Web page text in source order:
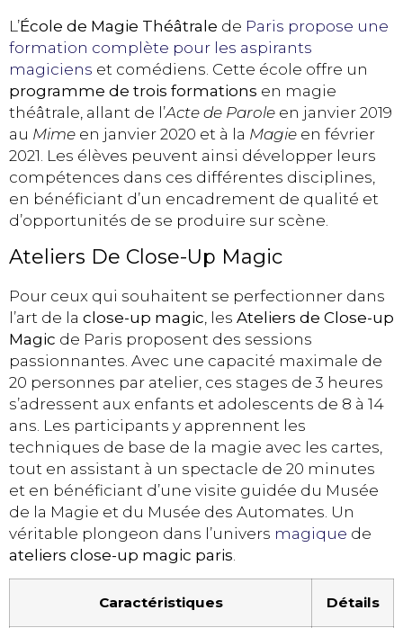
L’École de Magie Théâtrale de Paris propose une
formation complète pour les aspirants
magiciens et comédiens. Cette école offre un
programme de trois formations en magie
théâtrale, allant de l’Acte de Parole en janvier 2019
au Mime en janvier 2020 et à la Magie en février
2021. Les élèves peuvent ainsi développer leurs
compétences dans ces différentes disciplines,
en bénéficiant d’un encadrement de qualité et
d’opportunités de se produire sur scène.
Ateliers De Close-Up Magic
Pour ceux qui souhaitent se perfectionner dans
l’art de la close-up magic , les Ateliers de Close-up
Magic de Paris proposent des sessions
passionnantes. Avec une capacité maximale de
20 personnes par atelier, ces stages de 3 heures
s’adressent aux enfants et adolescents de 8 à 14
ans. Les participants y apprennent les
techniques de base de la magie avec les cartes,
tout en assistant à un spectacle de 20 minutes
et en bénéficiant d’une visite guidée du Musée
de la Magie et du Musée des Automates. Un
véritable plongeon dans l’univers magique de
ateliers close-up magic paris
Caractéristiques Détails